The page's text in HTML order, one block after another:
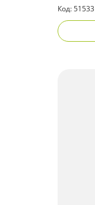
Код: 51533